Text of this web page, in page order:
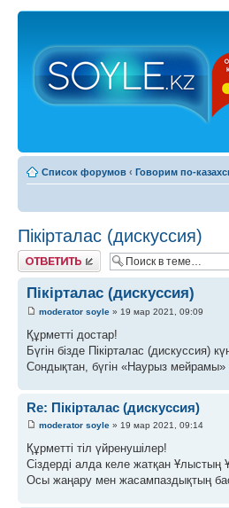
Список форумов ‹ Говорим по-
Пікірталас (дискуссия)
Ответить
Пікірталас (дискуссия)
moderator soyle » 19 мар 2021, 09:09
Құрметті достар!
Бүгін бізде Пікірталас (дискуссия)
Сондықтан, бүгін «Наурыз мейрамы»
Re: Пікірталас (дискуссия)
moderator soyle » 19 мар 2021, 09:14
Құрметті тіл үйренушілер!
Сіздерді алда келе жатқан Ұлыстың
Осы жаңару мен жасампаздықтың